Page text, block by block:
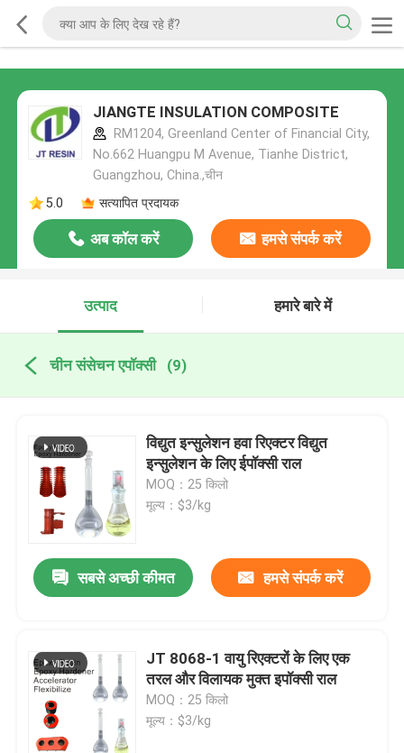
JIANGTE INSULATION COMPOSITE
RM1204, Greenland Center of Financial City,
No.662 Huangpu M Avenue, Tianhe District,
Guangzhou, China.,चीन
5.0
सत्यापित प्रदायक
अब कॉल करें हमसे संपर्क करें
उत्पाद हमारे बारे में
चीन संसेचन एपॉक्सी (9)
विद्युत इन्सुलेशन हवा रिएक्टर विद्युत
इन्सुलेशन के लिए ईपॉक्सी राल
MOQ：25 किलो
मूल्य：$3/kg
सबसे अच्छी कीमत हमसे संपर्क करें
JT 8068-1 वायु रिएक्टरों के लिए एक
तरल और विलायक मुक्त इपॉक्सी राल
MOQ：25 किलो
मूल्य：$3/kg